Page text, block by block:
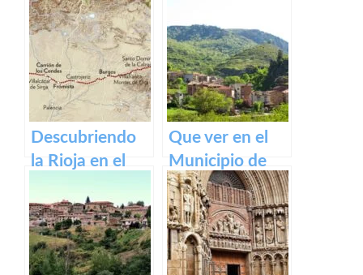
Descubriendo
la Rioja en el
Santiago
Francés
Que ver en el
Municipio de
Ventrosa de La
Rioja